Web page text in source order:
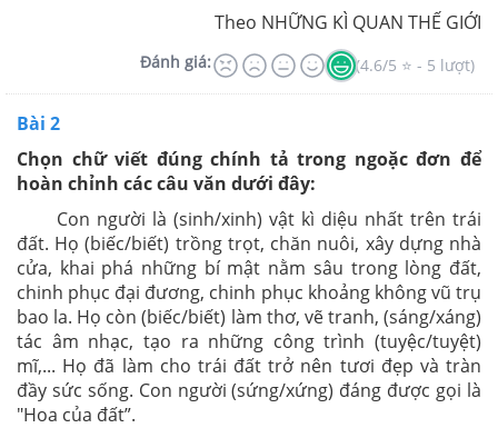
Theo NHỮNG KÌ QUAN THẾ GIỚI
Đánh giá: (4.6/5 ⭐ - 5 lượt)
Bài 2
Chọn chữ viết đúng chính tả trong ngoặc đơn để
hoàn chỉnh các câu văn dưới đây:
Con người là (sinh/xinh) vật kì diệu nhất trên trái
đất. Họ (biếc/biết) trồng trọt, chăn nuôi, xây dựng nhà
cửa, khai phá những bí mật nằm sâu trong lòng đất,
chinh phục đại đương, chinh phục khoảng không vũ trụ
bao la. Họ còn (biếc/biết) làm thơ, vẽ tranh, (sáng/xáng)
tác âm nhạc, tạo ra những công trình (tuyệc/tuyệt)
mĩ,... Họ đã làm cho trái đất trở nên tươi đẹp và tràn
đầy sức sống. Con người (sứng/xứng) đáng được gọi là
"Hoa của đất”.